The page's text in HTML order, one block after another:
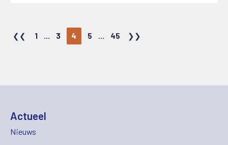
1 ... 3 4 5 ... 45
Actueel
Nieuws